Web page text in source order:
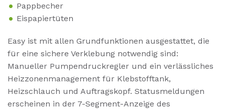
Pappbecher
Eispapiertüten
Easy ist mit allen Grundfunktionen ausgestattet, die
für eine sichere Verklebung notwendig sind:
Manueller Pumpendruckregler und ein verlässliches
Heizzonenmanagement für Klebstofftank,
Heizschlauch und Auftragskopf. Statusmeldungen
erscheinen in der 7-Segment-Anzeige des